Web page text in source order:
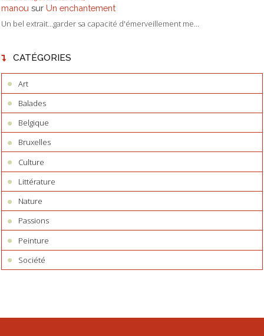
manou sur Un enchantement
Un bel extrait...garder sa capacité d'émerveillement me...
CATÉGORIES
Art
Balades
Belgique
Bruxelles
Culture
Littérature
Nature
Passions
Peinture
Société